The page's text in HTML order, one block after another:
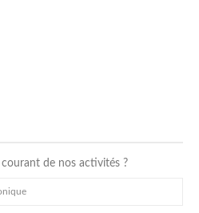
de nos activités ?